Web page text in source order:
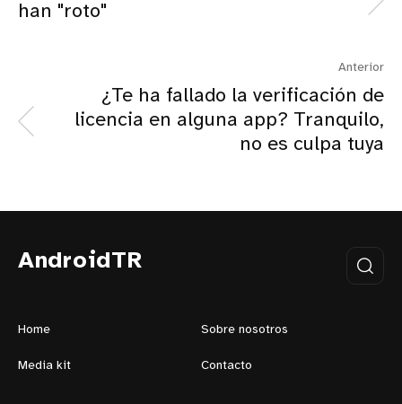
han "roto"
Anterior
¿Te ha fallado la verificación de
licencia en alguna app? Tranquilo,
no es culpa tuya
AndroidTR
Home Sobre nosotros
Media kit Contacto